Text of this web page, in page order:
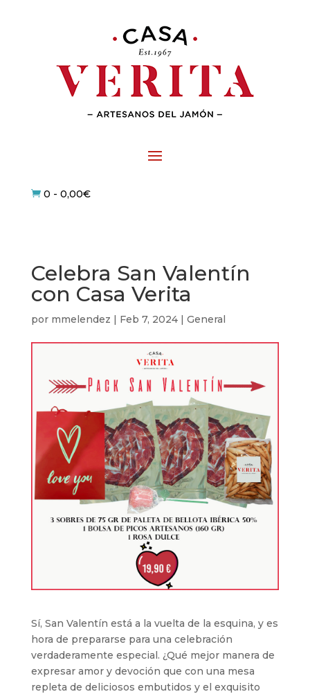
 0 - 0,00€
Celebra San Valentín
con Casa Verita
por mmelendez | Feb 7, 2024| General
Sí, San Valentín está a la vuelta de la esquina, y es
hora de prepararse para una celebración
verdaderamente especial. ¿Qué mejor manera de
expresar amor y devoción que con una mesa
repleta de deliciosos embutidos y el exquisito